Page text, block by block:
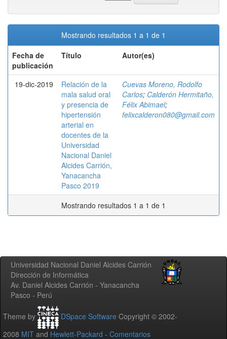
Mostrando resultados 1 a 1 de 1
Fecha de
publicación
Título Autor(es)
19-dic-2019
Relación de la
mala salud oral
y presencia de
hipertensión
arterial en
docentes de la
Universidad
Nacional Daniel
Alcides Carrión,
Yanacancha
Pasco 2019
Cuevas Moreno, Rodolfo
Carlos; Calderón Hermitaño,
Félix Abimael;
felixcalderon080@gmail.com
Mostrando resultados 1 a 1 de 1
Universidad Nacional Daniel Alcides Carrión
Dirección de Informática
Av. Daniel Alcides Carrión - Yanacancha
Pasco - Perú
Theme by DSpace Software Copyright © 2002-
2008 MIT and Hewlett-Packard - Comentarios